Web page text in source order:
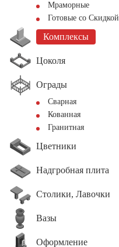
Мраморные
Готовые со Скидкой
Комплексы
Цоколя
Ограды
Сварная
Кованная
Гранитная
Цветники
Надгробная плита
Столики, Лавочки
Вазы
Оформление